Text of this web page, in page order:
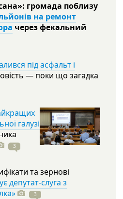
громада поблизу
на ремонт
через фекальний
під асфальт і
— поки що загадка
галузі
3
та зернові
депутат-слуга з
3